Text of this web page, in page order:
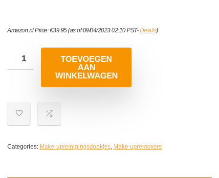
Amazon.nl Price:€39.95(as of 09/04/2023 02:10 PST-Details)
TOEVOEGEN
AAN
WINKELWAGEN
Categories: Make-upreinigingsdoekjes, Make-upremovers